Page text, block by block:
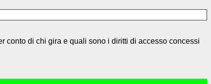
conto di chi gira e quali sono i diritti di accesso concessi